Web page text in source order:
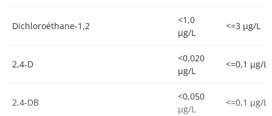
Dichloroéthane-1,2
<1,0
µg/L
<=3 µg/L
2,4-D
<0,020
µg/L
<=0,1 µg/L
2,4-DB
<0,050
µg/L
<=0,1 µg/L